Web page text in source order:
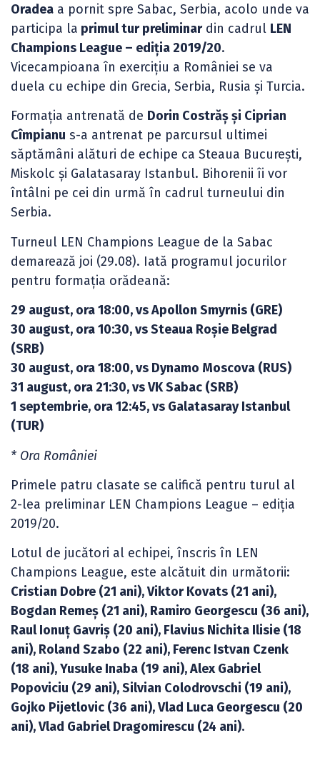
Oradea a pornit spre Sabac, Serbia, acolo unde va
participa la primul tur preliminardin cadrul LEN
Champions League – ediția 2019/20.
Vicecampioana în exercițiu a României se va
duela cu echipe din Grecia, Serbia, Rusia și Turcia.
Formația antrenată de Dorin Costrăș și Ciprian
Cîmpianu s-a antrenat pe parcursul ultimei
săptămâni alături de echipe ca Steaua București,
Miskolc și Galatasaray Istanbul. Bihorenii îi vor
întâlni pe cei din urmă în cadrul turneului din
Serbia.
Turneul LEN Champions League de la Sabac
demarează joi (29.08). Iată programul jocurilor
pentru formația orădeană:
29 august, ora 18:00, vs Apollon Smyrnis (GRE)
30 august, ora 10:30, vs Steaua Roșie Belgrad
(SRB)
30 august, ora 18:00, vs Dynamo Moscova (RUS)
31 august, ora 21:30, vs VK Sabac (SRB)
1 septembrie, ora 12:45, vs Galatasaray Istanbul
(TUR)
* Ora României
Primele patru clasate se califică pentru turul al
2-lea preliminar LEN Champions League – ediția
2019/20.
Lotul de jucători al echipei, înscris în LEN
Champions League, este alcătuit din următorii:
Cristian Dobre (21 ani), Viktor Kovats (21 ani),
Bogdan Remeș (21 ani), Ramiro Georgescu (36 ani),
Raul Ionuț Gavriș (20 ani), Flavius Nichita Ilisie (18
ani), Roland Szabo (22 ani), Ferenc Istvan Czenk
(18 ani), Yusuke Inaba (19 ani), Alex Gabriel
Popoviciu (29 ani), Silvian Colodrovschi (19 ani),
Gojko Pijetlovic (36 ani), Vlad Luca Georgescu (20
ani), Vlad Gabriel Dragomirescu (24 ani).